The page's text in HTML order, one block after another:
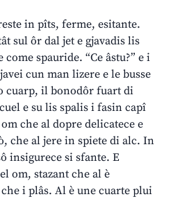
in pîts, ferme, esitante.
sul ôr dal jet e gjavadis lis
spauride. “Ce âstu?” e i
cun man lizere e le busse
cuarp, il bonodôr fuart di
e su lis spalis i fasin capî
che al dopre delicatece e
che al jere in spiete di alc. In
insigurece si sfante. E
om, stazant che al è
i plâs. Al è une cuarte plui